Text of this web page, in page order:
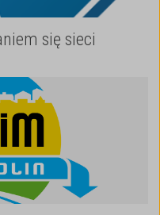
się sieci